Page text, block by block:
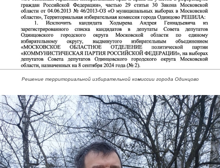
Решение территориальной избирательной комиссии города Одинцово